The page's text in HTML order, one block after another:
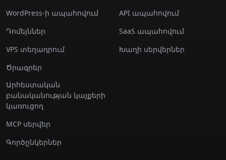
WordPress-ի ապահովում
Դոմեյններ
VPS տեղադրում
Ծրագրեր
Արհեստական
բանականության կայքերի
կառուցող
MCP սերվեր
Գործընկերներ
API ապահովում
SaaS ապահովում
Խաղի սերվերներ